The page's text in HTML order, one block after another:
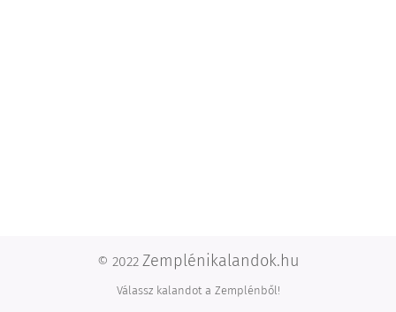
© 2022 Zemplénikalandok.hu
Válassz kalandot a Zemplénből!